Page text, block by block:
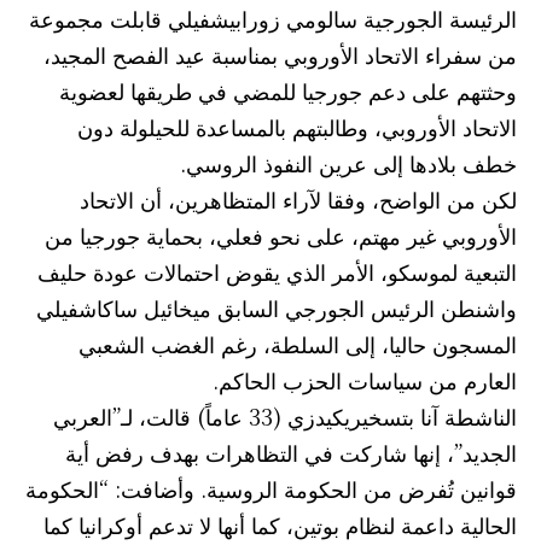
الرئيسة الجورجية سالومي زورابيشفيلي قابلت مجموعة
من سفراء الاتحاد الأوروبي بمناسبة عيد الفصح المجيد،
وحثتهم على دعم جورجيا للمضي في طريقها لعضوية
الاتحاد الأوروبي، وطالبتهم بالمساعدة للحيلولة دون
خطف بلادها إلى عرين النفوذ الروسي.
لكن من الواضح، وفقا لآراء المتظاهرين، أن الاتحاد
الأوروبي غير مهتم، على نحو فعلي، بحماية جورجيا من
التبعية لموسكو، الأمر الذي يقوض احتمالات عودة حليف
واشنطن الرئيس الجورجي السابق ميخائيل ساكاشفيلي
المسجون حاليا، إلى السلطة، رغم الغضب الشعبي
العارم من سياسات الحزب الحاكم.
الناشطة آنا بتسخيريكيدزي (33 عاماً) قالت، لـ”العربي
الجديد”، إنها شاركت في التظاهرات بهدف رفض أية
قوانين تُفرض من الحكومة الروسية. وأضافت: “الحكومة
الحالية داعمة لنظام بوتين، كما أنها لا تدعم أوكرانيا كما